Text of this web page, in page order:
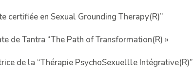
certifiée en Sexual Grounding Therapy(R)”
de Tantra “The Path of Transformation(R) »
de la “Thérapie PsychoSexuellle Intégrative(R)”